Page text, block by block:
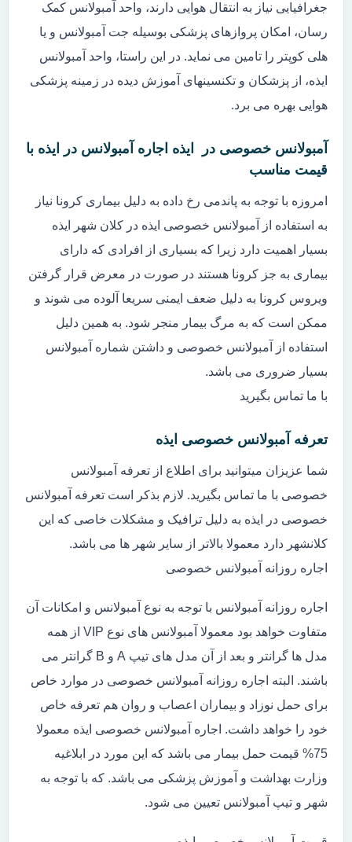
جغرافیایی نیاز به انتقال هوایی دارند، واحد آمبولانس کمک
رسان، امکان پروازهای پزشکی بوسیله جت آمبولانس و یا
هلی کوپتر را تامین می نماید. در این راستا، واحد آمبولانس
ایذه، از پزشکان و تکنسینهای آموزش دیده در زمینه پزشکی
هوایی بهره می برد.
آمبولانس خصوصی در ایذه اجاره آمبولانس در ایذه با
قیمت مناسب
امروزه با توجه به پاندمی رخ داده به دلیل بیماری کرونا نیاز
به استفاده از آمبولانس خصوصی ایذه در کلان شهر ایذه
بسیار اهمیت دارد زیرا که بسیاری از افرادی که دارای
بیماری به جز کرونا هستند در صورت در معرض قرار گرفتن
ویروس کرونا به دلیل ضعف ایمنی سریعا آلوده می شوند و
ممکن است که به مرگ بیمار منجر شود. به همین دلیل
استفاده از آمبولانس خصوصی و داشتن شماره آمبولانس
بسیار ضروری می باشد.
با ما تماس بگیرید
تعرفه آمبولانس خصوصی ایذه
شما عزیزان میتوانید برای اطلاع از تعرفه آمبولانس
خصوصی با ما تماس بگیرید. لازم بذکر است تعرفه آمبولانس
خصوصی در ایذه به دلیل ترافیک و مشکلات خاصی که این
کلانشهر دارد معمولا بالاتر از سایر شهر ها می باشد.
اجاره روزانه آمبولانس خصوصی
اجاره روزانه آمبولانس با توجه به نوع آمبولانس و امکانات آن
متفاوت خواهد بود معمولا آمبولانس های نوع VIP از همه
مدل ها گرانتر و بعد از آن مدل های تیپ A و B گرانتر می
باشند. البته اجاره روزانه آمبولانس خصوصی در موارد خاص
برای حمل نوزاد و بیماران اعصاب و روان هم تعرفه خاص
خود را خواهد داشت. اجاره آمبولانس خصوصی ایذه معمولا
75% قیمت حمل بیمار می باشد که این مورد در ابلاغیه
وزارت بهداشت و آموزش پزشکی می باشد. که با توجه به
شهر و تیپ آمبولانس تعیین می شود.